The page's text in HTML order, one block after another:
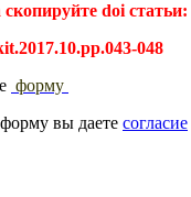
скопируйте doi статьи:
048
форму
вы даете согласие